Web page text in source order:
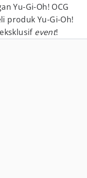
Yu-Gi-Oh! OCG
produk Yu-Gi-Oh!
event!